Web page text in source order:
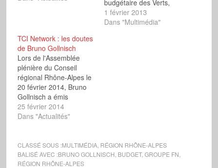
budgétaire des Verts,
des Communistes et de
la Droite.
1 février 2013
Dans "Multimédia"
TCI Network : les doutes
de Bruno Gollnisch
Lors de l'Assemblée
plénière du Conseil
régional Rhône-Alpes le
20 février 2014, Bruno
Gollnisch a émis
quelques doutes au
sujet de l'adhésion de la
25 février 2014
Dans "Actualités"
CLASSÉ SOUS :MULTIMÉDIA, RÉGION RHÔNE-ALPES
BALISÉ AVEC :BRUNO GOLLNISCH BUDGET, GROUPE FN
RÉGION RHÔNE-ALPES